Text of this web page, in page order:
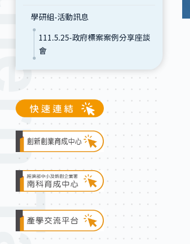
學研組-活動訊息
111.5.25-政府標案案例分享座談
會